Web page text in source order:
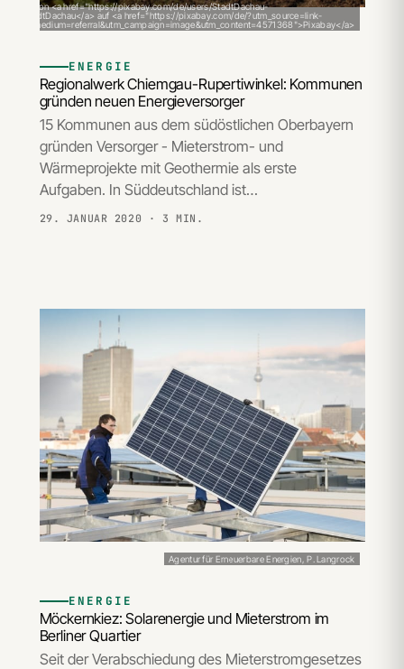
Bild von <a href="https://pixabay.com/de/users/StadtDachau-
">StadtDachau</a> auf <a href="https://pixabay.com/de/?utm_source=link-
a>
ENERGIE
Regionalwerk Chiemgau-Rupertiwinkel: Kommunen
gründen neuen Energieversorger
15 Kommunen aus dem südöstlichen Oberbayern
gründen Versorger - Mieterstrom- und
Wärmeprojekte mit Geothermie als erste
Aufgaben. In Süddeutschland ist…
29. JANUAR 2020 · 3 MIN.
Agentur für Erneuerbare Energien, P. Langrock
ENERGIE
Möckernkiez: Solarenergie und Mieterstrom im
Berliner Quartier
Seit der Verabschiedung des Mieterstromgesetzes